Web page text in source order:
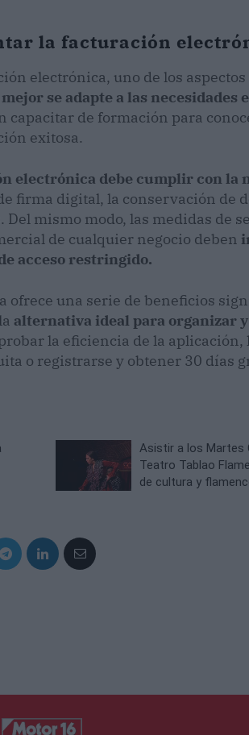
la facturación
electrónica, uno de los aspectos
se adapte a las necesidades
capacitar de formación para
exitosa.
electrónica debe cumplir con la
firma digital, la conservación de
mismo modo, las medidas de
de cualquier negocio deben
acceso restringido.
ofrece una serie de beneficios
alternativa ideal para organizar
la eficiencia de la aplicación,
o registrarse y obtener 30 días
Asistir a los Martes
Teatro Tablao
de cultura y